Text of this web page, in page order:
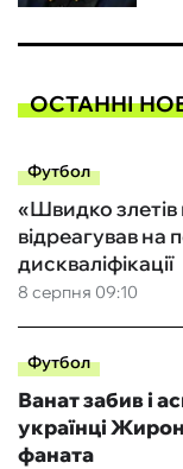
ОСТАННІ
Футбол
8 серпня 09:10
«Швидко злетів
відреагував на
дискваліфікації
Футбол
Ванат забив і
українці
фаната